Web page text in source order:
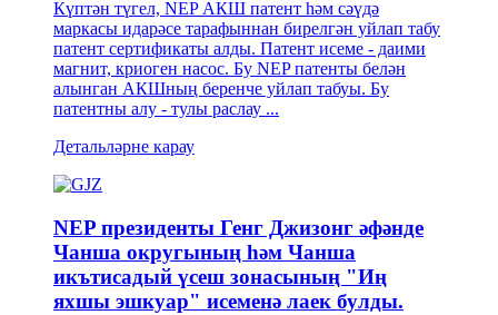
Күптән түгел, NEP АКШ патент һәм сәүдә
маркасы идарәсе тарафыннан бирелгән уйлап табу
патент сертификаты алды. Патент исеме - даими
магнит, криоген насос. Бу NEP патенты белән
алынган АКШның беренче уйлап табуы. Бу
патентны алу - тулы раслау ...
Детальләрне карау
NEP президенты Генг Джизонг әфәнде
Чанша округының һәм Чанша
икътисадый үсеш зонасының "Иң
яхшы эшкуар" исеменә лаек булды.